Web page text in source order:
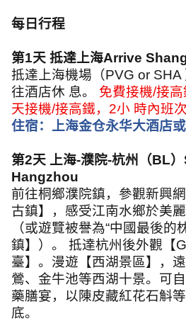
每日行程
第1天 抵達上海Arrive
抵達上海機場（PVG or SHA
往酒店休 息。
免費接機/接高
天接機/接高鐵， 2小 時內班
住宿：上海金仓永华大酒店
第2天 上海-濮院-杭州（BL）
Hangzhou
前往桐鄉濮院鎮，參觀新興
古鎮】，感受江南水鄉於美
（或遊覽被譽為“中國最後的
鎮】）。 抵達杭州後外觀【
臺】。漫遊【西湖景區】，
鶯、金牛池等西湖十景。可
藥膳宴，以陳皮藏紅花石斛
底。